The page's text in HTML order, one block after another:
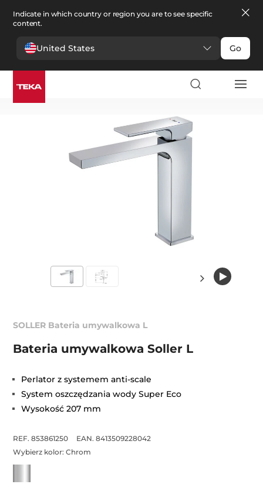
Indicate in which country or region you are to see specific
content.
United States Go
SOLLER Bateria umywalkowa L
Bateria umywalkowa Soller L
Perlator z systemem anti-scale
System oszczędzania wody Super Eco
Wysokość 207 mm
REF. 853861250
EAN. 8413509228042
Wybierz kolor:Chrom